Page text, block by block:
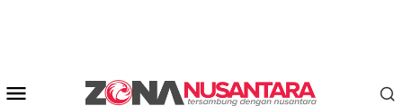
Mobile